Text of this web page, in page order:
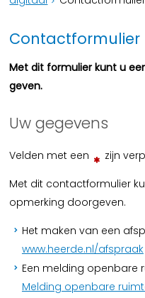
Contactformulier
Met dit formulier kunt u
geven.
Uw gegevens
Velden met een
zijn
Met dit contactformulier
opmerking doorgeven.
Het maken van een
www.heerde.nl/afspraak
Een melding openbare
Melding openbare